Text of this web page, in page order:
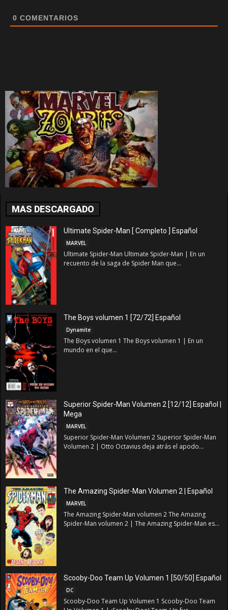
0 COMENTARIOS
MAS DESCARGADO
Ultimate Spider-Man [ Completo ] Español
MARVEL
Ultimate Spider-Man Ultimate Spider-Man | En un
recuento de la saga de Spider Man que...
The Boys volumen 1 [72/72] Español
Dynamite
The Boys volumen 1 The Boys volumen 1 | En un
mundo en el que...
Superior Spider-Man Volumen 2 [12/12] Español |
Mega
MARVEL
Superior Spider-Man Volumen 2 Superior Spider-Man
Volumen 2 | Otto Octavius deja atrás el apodo...
The Amazing Spider-Man Volumen 2 | Español
MARVEL
The Amazing Spider-Man volumen 2 The Amazing
Spider-Man volumen 2 | The Amazing Spider-Man es...
Scooby-Doo Team Up Volumen 1 [50/50] Español
DC
Scooby-Doo Team Up Volumen 1 Scooby-Doo Team